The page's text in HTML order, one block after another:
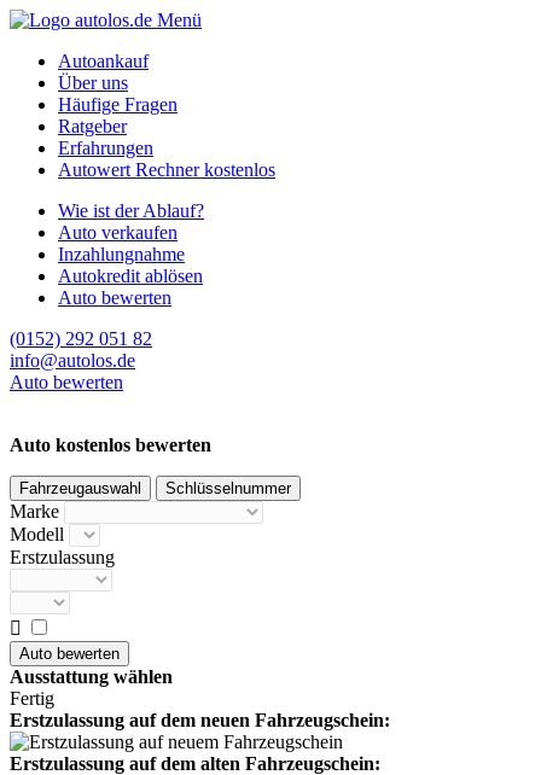
Menü
Autoankauf
Über uns
Häufige Fragen
Ratgeber
Erfahrungen
Autowert Rechner kostenlos
Wie ist der Ablauf?
Auto verkaufen
Inzahlungnahme
Autokredit ablösen
Auto bewerten
(0152) 292 051 82
info@autolos.de
Auto bewerten
Auto kostenlos bewerten
Fahrzeugauswahl Schlüsselnummer
Marke
Modell
Erstzulassung

Ausstattung wählen
Fertig
Erstzulassung auf dem neuen Fahrzeugschein:
Erstzulassung auf dem alten Fahrzeugschein: